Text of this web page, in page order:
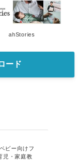
ahStories
ード
ビー向けフ
児・家庭教